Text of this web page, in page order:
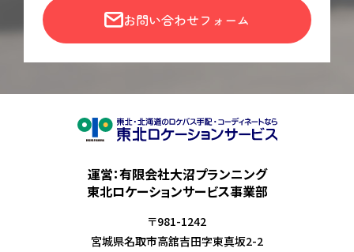
お問い合わせフォーム
運営：有限会社大沼プランニング
東北ロケーションサービス事業部
〒981-1242
宮城県名取市高舘吉田字東真坂2-2